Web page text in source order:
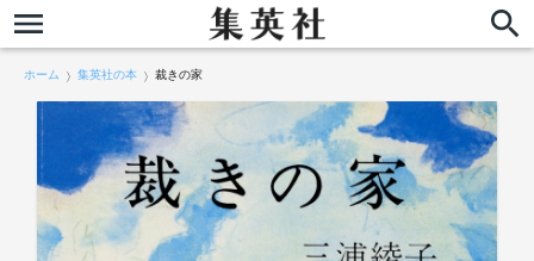
ホーム 集英社の本 裁きの家